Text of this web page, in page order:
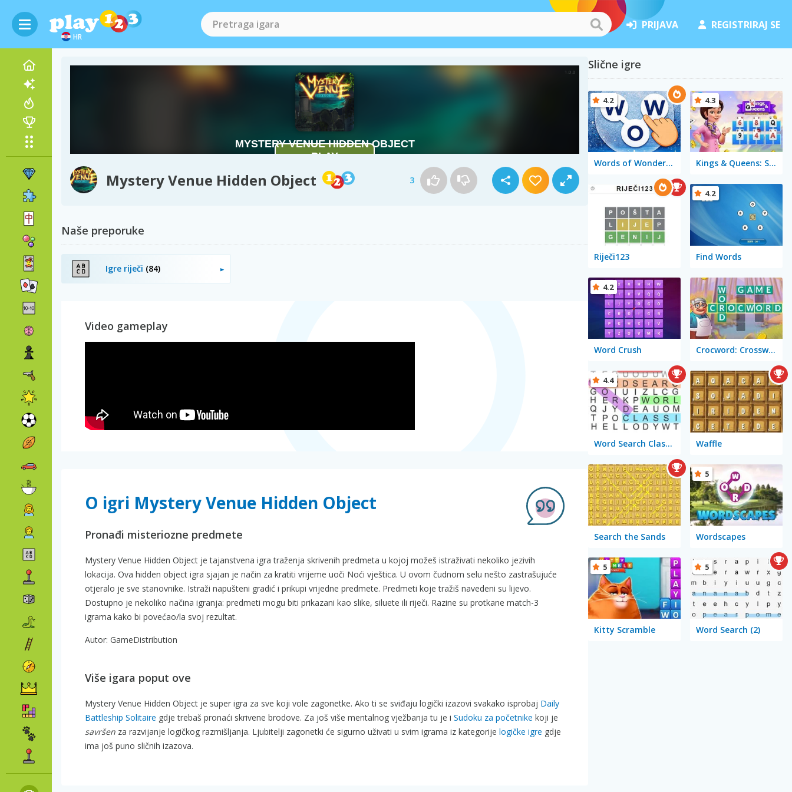
HR
PRIJAVA REGISTRIRAJ SE
Mystery Venue Hidden Object 3
Naše preporuke
Igre riječi (84)
Video gameplay
O igri Mystery Venue Hidden Object
Pronađi misteriozne predmete
Mystery Venue Hidden Object je tajanstvena igra traženja skrivenih predmeta u kojoj možeš istraživati nekoliko jezivih
lokacija. Ova hidden object igra sjajan je način za kratiti vrijeme uoči Noći vještica. U ovom čudnom selu nešto zastrašujuće
otjeralo je sve stanovnike. Istraži napušteni gradić i prikupi vrijedne predmete. Predmeti koje tražiš navedeni su lijevo.
Dostupno je nekoliko načina igranja: predmeti mogu biti prikazani kao slike, siluete ili riječi. Razine su protkane match-3
igrama kako bi povećao/la svoj rezultat.
Autor: GameDistribution
Više igara poput ove
Mystery Venue Hidden Object je super igra za sve koji vole zagonetke. Ako ti se sviđaju logički izazovi svakako isprobaj Daily
Battleship Solitaire gdje trebaš pronaći skrivene brodove. Za još više mentalnog vježbanja tu je i Sudoku za početnike koji je
savršen za razvijanje logičkog razmišljanja. Ljubitelji zagonetki će sigurno uživati u svim igrama iz kategorije logičke igre gdje
ima još puno sličnih izazova.
Slične igre
Words of Wonders - WOW
4.2
Kings & Queens: Solitaire Tripeaks
4.3
Riječi123 Find Words
4.2
Word Crush
4.2
Crocword: Crossword Puzzle Game
Word Search Classic
4.4
Waffle
Search the Sands Wordscapes
5
Kitty Scramble
5
Word Search (2)
5